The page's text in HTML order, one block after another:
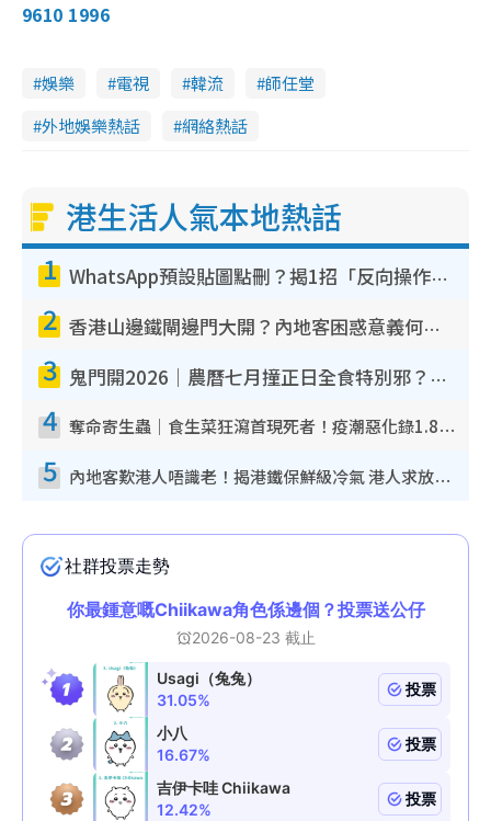
9610 1996
娛樂 電視 韓流
師任堂
外地娛樂熱話
網絡熱話
港生活人氣本地熱話
1 WhatsApp預設貼圖點刪？揭1招「反向操作」還原簡潔介面 附3步實測教學
2 香港山邊鐵閘邊門大開？內地客困惑意義何在！網民神回覆：呢種叫法理性防禦
3 鬼門開2026｜農曆七月撞正日全食特別邪？專家警告切忌做一事！揭4大禁忌+2招保平安
4 奪命寄生蟲｜食生菜狂瀉首現死者！疫潮惡化錄1.8萬宗病例 揭洗菜3大謬誤
5 內地客歎港人唔識老！揭港鐵保鮮級冷氣 港人求放過：咪投訴